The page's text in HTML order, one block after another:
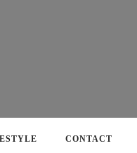
CONTACT